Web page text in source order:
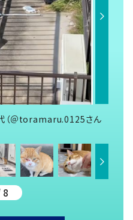
（＠toramaru.0125さん
8